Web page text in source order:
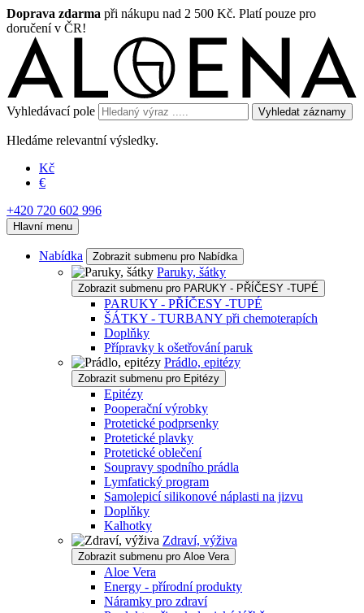
Doprava zdarma při nákupu nad 2 500 Kč. Platí pouze pro
doručení v ČR!
Vyhledávací pole Vyhledat záznamy
Hledáme relevantní výsledky.
Kč
€
+420 720 602 996
Hlavní menu
Nabídka Zobrazit submenu pro Nabídka
Paruky, šátky
Zobrazit submenu pro PARUKY - PŘÍČESY -TUPÉ
PARUKY - PŘÍČESY -TUPÉ
ŠÁTKY - TURBANY při chemoterapích
Doplňky
Přípravky k ošetřování paruk
Prádlo, epitézy
Zobrazit submenu pro Epitézy
Epitézy
Pooperační výrobky
Protetické podprsenky
Protetické plavky
Protetické oblečení
Soupravy spodního prádla
Lymfatický program
Samolepicí silikonové náplasti na jizvu
Doplňky
Kalhotky
Zdraví, výživa
Zobrazit submenu pro Aloe Vera
Aloe Vera
Energy - přírodní produkty
Náramky pro zdraví